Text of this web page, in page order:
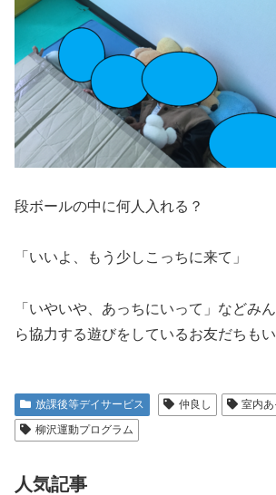
段ボールの中に何人入れる？
「いいよ、もう少しこっちに来て」
「いやいや、あっちにいって」などみ
ら協力する遊びをしているお友だちも
放課後等デイサービス 仲良し
室内
柳沢運動プログラム
人気記事